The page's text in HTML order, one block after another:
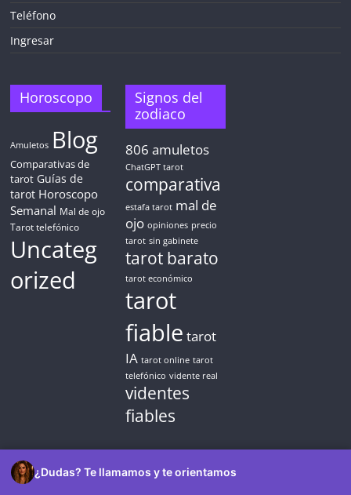
TAROT GRATIS
✓ Sin cargos automáticos. El chat se detiene al finalizar el
crédito
Teléfono
Ingresar
Horoscopo
Amuletos Blog
Comparativas de
tarot Guías de
tarot Horoscopo
Semanal Mal de ojo
Tarot telefónico
Uncateg
orized
Signos del
zodiaco
806 amuletos
ChatGPT tarot
comparativa
estafa tarot mal de
ojo opiniones precio
tarot sin gabinete
tarot barato
tarot económico
tarot
fiable tarot
IA tarot online tarot
telefónico vidente real
videntes
fiables
¿Dudas? Te llamamos y te orientamos